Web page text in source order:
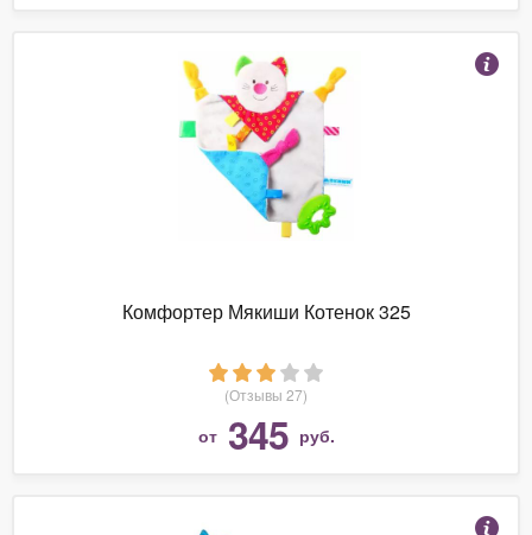
Комфортер Мякиши Котенок 325
(Отзывы 27)
от 345 руб.